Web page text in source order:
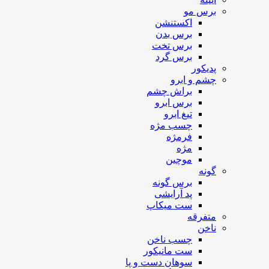
برس مو
اکستنشن
برس بدن
برس تخت
برس گرد
پدیکور
چشم و ابرو
براش چشم
برس ابرو
تیغ ابرو
چسب مژه
فرمژه
مژه
موچین
گونه
برس گونه
پد آرایشی
ست میکاپ
متفرقه
ناخن
چسب ناخن
ست مانیکور
سوهان دست و پا